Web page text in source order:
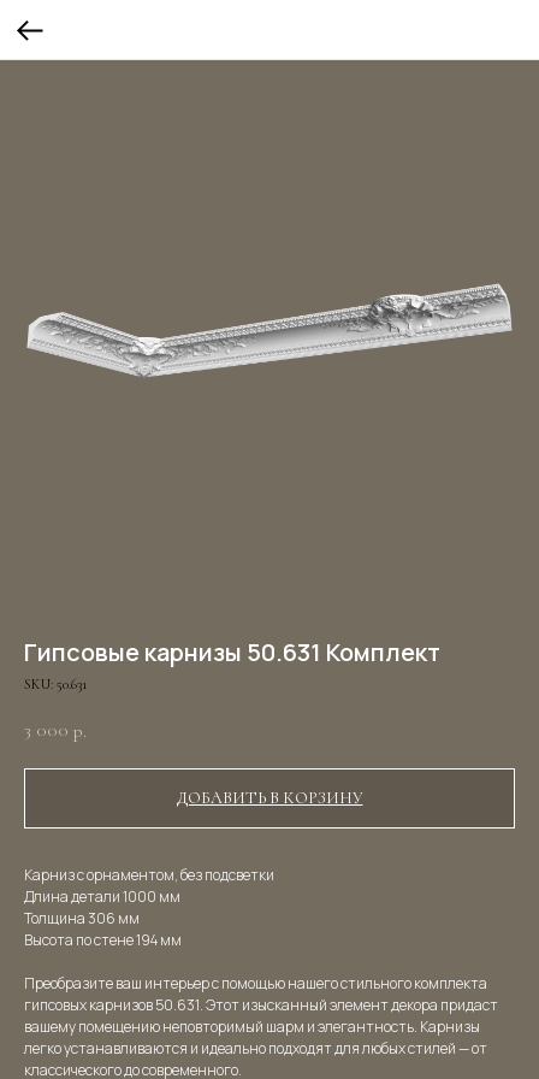
Гипсовые карнизы 50.631 Комплект
SKU: 50.631
3 000 р.
ДОБАВИТЬ В КОРЗИНУ
Карниз с орнаментом, без подсветки
Длина детали 1000 мм
Толщина 306 мм
Высота по стене 194 мм
Преобразите ваш интерьер с помощью нашего стильного комплекта
гипсовых карнизов 50.631. Этот изысканный элемент декора придаст
вашему помещению неповторимый шарм и элегантность. Карнизы
легко устанавливаются и идеально подходят для любых стилей — от
классического до современного.